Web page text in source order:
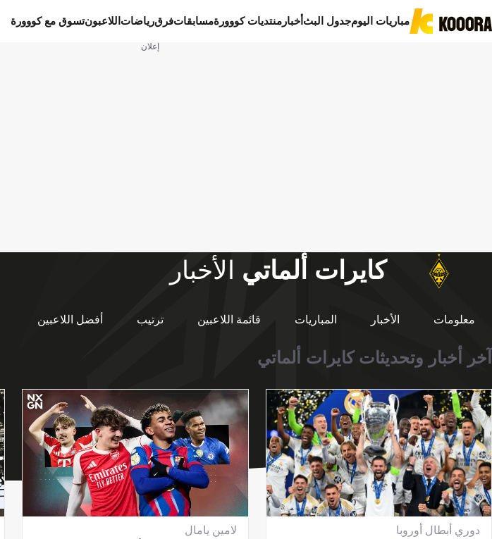
مباريات اليومجدول البثأخبار منتديات كووورةمسابقاتفرقرياضات اللاعبونتسوق مع كووورة
إعلان
كايرات ألماتي الأخبار
معلومات الأخبار المباريات قائمة اللاعبين ترتيب أفضل اللاعبين
آخر أخبار وتحديثات كايرات ألماتي
دوري أبطال أوروبا لامين يامال